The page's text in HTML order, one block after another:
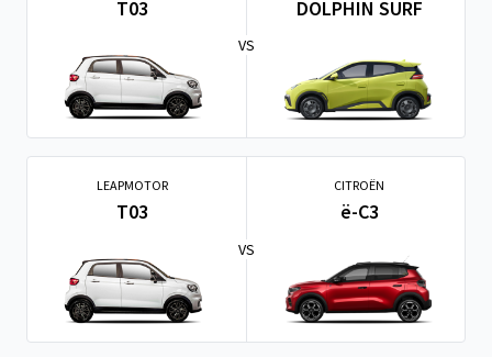
T03
VS
DOLPHIN SURF
LEAPMOTOR
T03
VS
CITROËN
ë-C3